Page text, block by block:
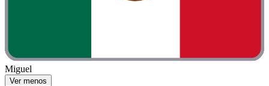
Miguel
Ver menos